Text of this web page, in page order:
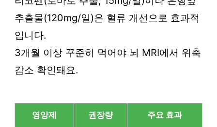
추출물(120mg/일)은 혈류 개선으로 효과적
입니다.
3개월 이상 꾸준히 먹어야 뇌 MRI에서 위축
감소 확인돼요.
영양제 권장량 주요 효과